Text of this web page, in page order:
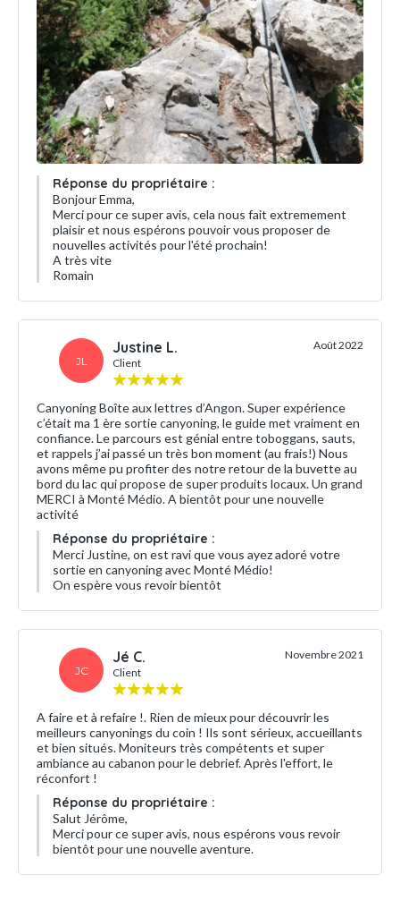
Réponse du propriétaire :
Bonjour Emma,
Merci pour ce super avis, cela nous fait extremement
plaisir et nous espérons pouvoir vous proposer de
nouvelles activités pour l'été prochain!
A très vite
Romain
JL
Justine L.
Client
Août 2022
Canyoning Boîte aux lettres d’Angon. Super expérience
c’était ma 1 ère sortie canyoning, le guide met vraiment en
confiance. Le parcours est génial entre toboggans, sauts,
et rappels j’ai passé un très bon moment (au frais!) Nous
avons même pu profiter des notre retour de la buvette au
bord du lac qui propose de super produits locaux. Un grand
MERCI à Monté Médio. A bientôt pour une nouvelle
activité
Réponse du propriétaire :
Merci Justine, on est ravi que vous ayez adoré votre
sortie en canyoning avec Monté Médio!
On espère vous revoir bientôt
JC
Jé C.
Client
Novembre 2021
A faire et à refaire !. Rien de mieux pour découvrir les
meilleurs canyonings du coin ! Ils sont sérieux, accueillants
et bien situés. Moniteurs très compétents et super
ambiance au cabanon pour le debrief. Après l'effort, le
réconfort !
Réponse du propriétaire :
Salut Jérôme,
Merci pour ce super avis, nous espérons vous revoir
bientôt pour une nouvelle aventure.